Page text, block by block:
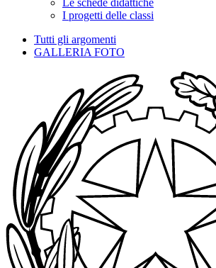
Le schede didattiche
I progetti delle classi
Tutti gli argomenti
GALLERIA FOTO